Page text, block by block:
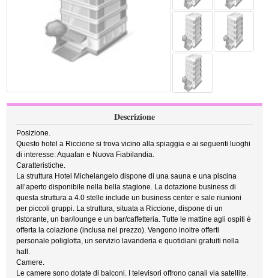
Descrizione
Posizione.
Questo hotel a Riccione si trova vicino alla spiaggia e ai seguenti luoghi
di interesse: Aquafan e Nuova Fiabilandia.
Caratteristiche.
La struttura Hotel Michelangelo dispone di una sauna e una piscina
all’aperto disponibile nella bella stagione. La dotazione business di
questa struttura a 4.0 stelle include un business center e sale riunioni
per piccoli gruppi. La struttura, situata a Riccione, dispone di un
ristorante, un bar/lounge e un bar/caffetteria. Tutte le mattine agli ospiti è
offerta la colazione (inclusa nel prezzo). Vengono inoltre offerti
personale poliglotta, un servizio lavanderia e quotidiani gratuiti nella
hall.
Camere.
Le camere sono dotate di balconi. I televisori offrono canali via satellite.